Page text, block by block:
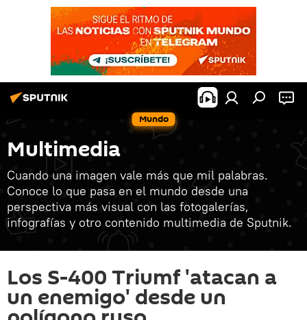
Mundo
Multimedia
Cuando una imagen vale más que mil palabras.
Conoce lo que pasa en el mundo desde una
perspectiva más visual con las fotogalerías,
infografías y otro contenido multimedia de Sputnik.
Los S-400 Triumf 'atacan a
un enemigo' desde un